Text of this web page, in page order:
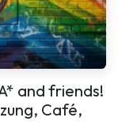
and friends!
Café,